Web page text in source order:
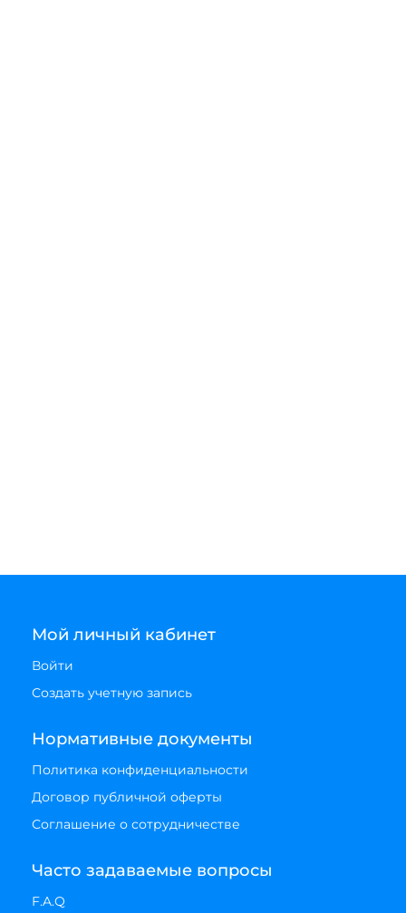
Мой личный кабинет
Войти
Создать учетную запись
Нормативные документы
Политика конфиденциальности
Договор публичной оферты
Соглашение о сотрудничестве
Часто задаваемые вопросы
F.A.Q